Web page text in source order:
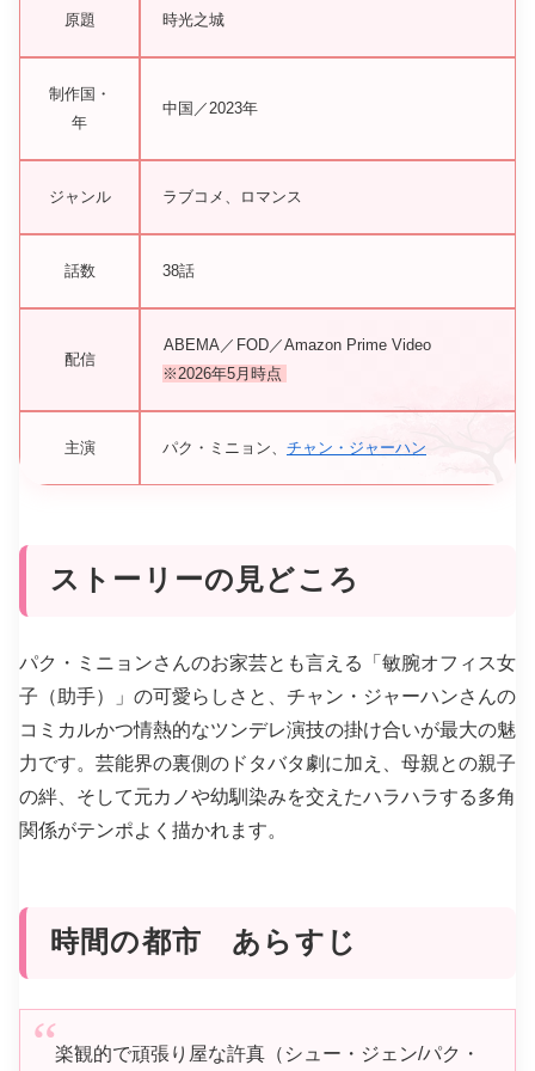
原題 時光之城
制作国・
年
中国／2023年
ジャンル ラブコメ、ロマンス
話数 38話
配信
ABEMA／ FOD／Amazon Prime Video
※2026年5月時点
主演 パク・ミニョン、 チャン・ジャーハン
ストーリーの見どころ
パク・ミニョンさんのお家芸とも言える「敏腕オフィス女
子（助手）」の可愛らしさと、チャン・ジャーハンさんの
コミカルかつ情熱的なツンデレ演技の掛け合いが最大の魅
力です。芸能界の裏側のドタバタ劇に加え、母親との親子
の絆、そして元カノや幼馴染みを交えたハラハラする多角
関係がテンポよく描かれます。
時間の都市 あらすじ
楽観的で頑張り屋な許真（シュー・ジェン/パク・